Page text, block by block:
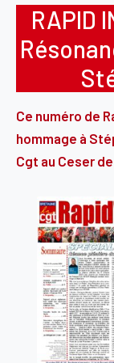
RAPID
Ce numéro de
hommage à
Cgt au Ceser